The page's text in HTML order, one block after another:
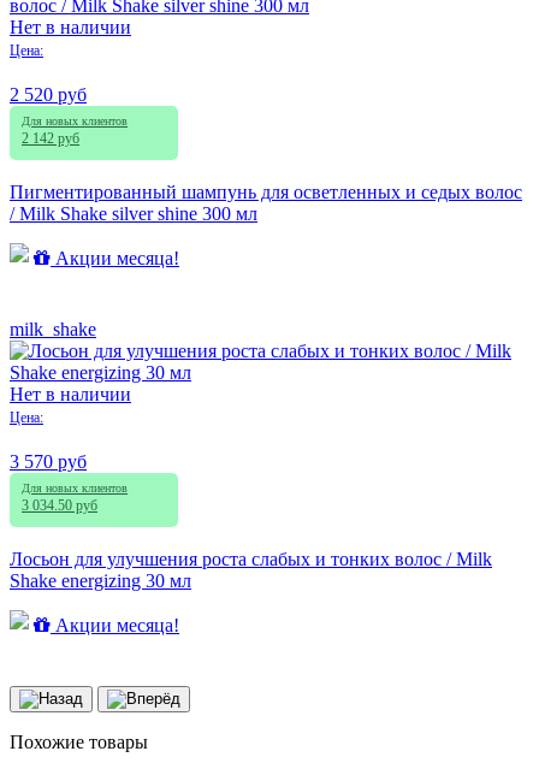
Нет в наличии
Цена:
2 520 руб
Для новых клиентов
2 142 руб
Пигментированный шампунь для осветленных и седых волос
/ Milk Shake silver shine 300 мл
Акции месяца!
milk_shake
Нет в наличии
Цена:
3 570 руб
Для новых клиентов
3 034.50 руб
Лосьон для улучшения роста слабых и тонких волос / Milk
Shake energizing 30 мл
Акции месяца!
Похожие товары